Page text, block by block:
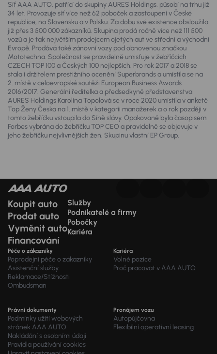
Síť AAA AUTO, patřící do skupiny AURES Holdings, působí na trhu již
34 let. Provozuje síť více než 62 poboček a zastoupení v České
republice, na Slovensku a v Polsku. Za dobu své existence obsloužila
již přes 3 500 000 zákazníků. Skupina prodá ročně více než 111 500
vozů a je tak největším prodejcem ojetých aut ve střední a východní
Evropě. Prodává také zánovní vozy pod obnovenou značkou
Mototechna. Společnost se pravidelně umisťuje v žebříčcích
CZECH TOP 100 a Českých 100 nejlepších. Pro rok 2017 a 2018 se
stala i držitelem prestižního ocenění Superbrands a umístila se na
2. místě v celoevropské soutěži European Business Awards
2016/2017. Generální ředitelka a předsedkyně představenstva
AURES Holdings Karolína Topolová se v roce 2020 umístila v anketě
Top Ženy Česka na 1. místě v kategorii manažerek a o rok později v
tomto žebříčku vstoupila do Síně slávy. Opakovaně byla časopisem
Forbes vybrána do žebříčku TOP CEO a pravidelně se objevuje v
jeho žebříčku nejvlivnějších žen. Skupinu vlastní EP Group.
Koupit auto
Prodat auto
Vyměnit auto
Financování
Služby
Podnikatelé a firmy
Pobočky
Kariéra
Péče o zákazníky
Poprodejní péče o zákazníky
Asistenční služby
Reklamace/Stížnosti
Ombudsman
Kariéra
Volné pozice
Proč pracovat v AAA AUTO
Právní dokumenty
Podmínky užití webových
stránek AAA AUTO
Nakládání s osobními údaji
Pravidla používání cookies
Pronájem vozu
Autopůjčovna
Flexibilní operativní leasing